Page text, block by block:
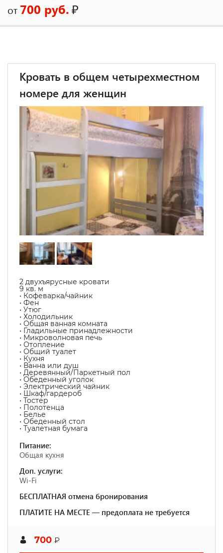
от 700 руб.₽
Кровать в общем четырехместном
номере для женщин
2 двухъярусные кровати
9 кв. м
• Кофеварка/чайник
• Фен
• Утюг
• Холодильник
• Общая ванная комната
• Гладильные принадлежности
• Микроволновая печь
• Отопление
• Общий туалет
• Кухня
• Ванна или душ
• Деревянный/Паркетный пол
• Обеденный уголок
• Электрический чайник
• Шкаф/гардероб
• Тостер
• Полотенца
• Белье
• Обеденный стол
• Туалетная бумага
Питание:
Общая кухня
Доп. услуги:
Wi-Fi
БЕСПЛАТНАЯ отмена бронирования
ПЛАТИТЕ НА МЕСТЕ — предоплата не требуется
700 ₽